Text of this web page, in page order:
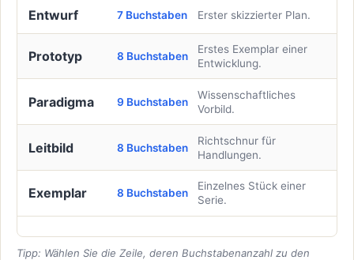
Entwurf 7 Buchstaben Erster skizzierter Plan.
Prototyp 8 Buchstaben
Erstes Exemplar einer
Entwicklung.
Paradigma 9 Buchstaben
Wissenschaftliches
Vorbild.
Leitbild 8 Buchstaben
Richtschnur für
Handlungen.
Exemplar 8 Buchstaben
Einzelnes Stück einer
Serie.
Tipp: Wählen Sie die Zeile, deren Buchstabenanzahl zu den